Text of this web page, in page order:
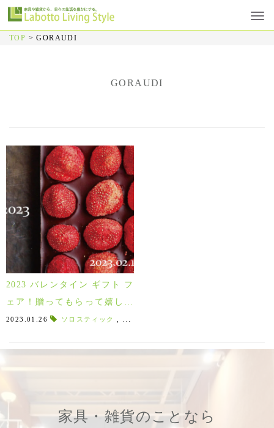
TOP >GORAUDI
GORAUDI
2023 バレンタイン ギフト フ
ェア！贈ってもらって嬉しい
バレンタインデーギフト♪
2023.01.26 ソロスティック
家具・雑貨のことなら